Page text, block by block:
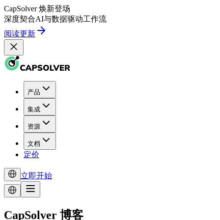
CapSolver 焕新登场
深度契合AI与数据驱动工作流
阅读更新
产品
集成
资源
文档
定价
立即开始
CapSolver 博客